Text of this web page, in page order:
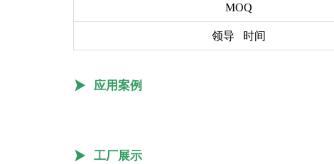
MOQ
领导 时间
 应用案例
 工厂展示